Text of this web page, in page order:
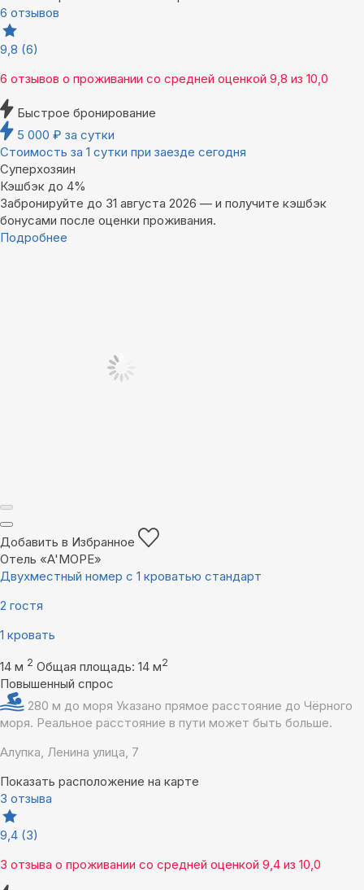
6 отзывов
9,8 (6)
6 отзывов о проживании со средней оценкой 9,8 из 10,0
Быстрое бронирование
5 000 ₽ за сутки
Стоимость за 1 сутки при заезде сегодня
Суперхозяин
Кэшбэк до 4%
Забронируйте до 31 августа 2026 — и получите кэшбэк
бонусами после оценки проживания.
Подробнее
Добавить в Избранное
Отель «A'МОРЕ»
Двухместный номер с 1 кроватью стандарт
2 гостя
1 кровать
14 м 2 Общая площадь: 14 м2
Повышенный спрос
280 м до моря Указано прямое расстояние до Чёрного
моря. Реальное расстояние в пути может быть больше.
Алупка, Ленина улица, 7
Показать расположение на карте
3 отзыва
9,4 (3)
3 отзыва о проживании со средней оценкой 9,4 из 10,0